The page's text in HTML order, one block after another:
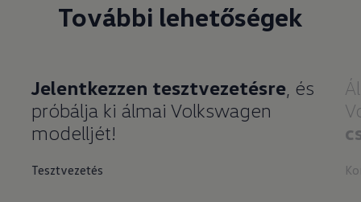
További lehetőségek
Jelentkezzen tesztvezetésre, és
próbálja ki álmai Volkswagen
modelljét!
Tesztvezetés